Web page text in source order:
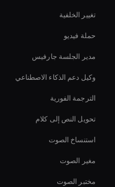
تغيير الخلفية
حملة فيديو
مدير الجلسة جارفيس
وكيل دعم الذكاء الاصطناعي
الترجمة الفورية
تحويل النص إلى كلام
استنساخ الصوت
مغير الصوت
مختبر الصوت